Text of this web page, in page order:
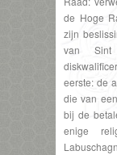
de Hoge
zijn
van Sint
eerste: de
die van
bij de
enige